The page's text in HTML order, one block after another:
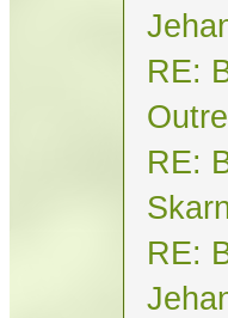
RE:
RE:
RE: